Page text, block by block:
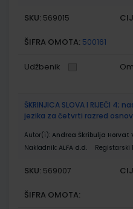
SKU: 569015
ŠIFRA OMOTA: 500161
Udžbenik
ŠKRINJICA SLOVA I RIJEČI
jezika za četvrti razred
Autor(i): Andrea Škribulja Horvat
Nakladnik: ALFA d.d.
SKU: 569007
ŠIFRA OMOTA: